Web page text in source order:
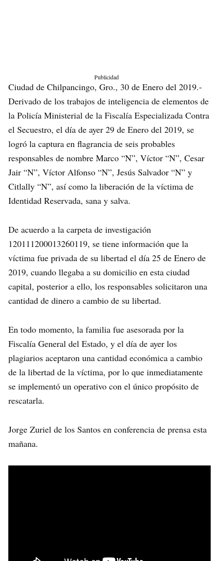
Publicidad
Ciudad de Chilpancingo, Gro., 30 de Enero del 2019.-
Derivado de los trabajos de inteligencia de elementos de
la Policía Ministerial de la Fiscalía Especializada Contra
el Secuestro, el día de ayer 29 de Enero del 2019, se
logró la captura en flagrancia de seis probables
responsables de nombre Marco “N”, Víctor “N”, Cesar
Jair “N”, Víctor Alfonso “N”, Jesús Salvador “N” y
Citlally “N”, así como la liberación de la víctima de
Identidad Reservada, sana y salva.
De acuerdo a la carpeta de investigación
120111200013260119, se tiene información que la
víctima fue privada de su libertad el día 25 de Enero de
2019, cuando llegaba a su domicilio en esta ciudad
capital, posterior a ello, los responsables solicitaron una
cantidad de dinero a cambio de su libertad.
En todo momento, la familia fue asesorada por la
Fiscalía General del Estado, y el día de ayer los
plagiarios aceptaron una cantidad económica a cambio
de la libertad de la víctima, por lo que inmediatamente
se implementó un operativo con el único propósito de
rescatarla.
Jorge Zuriel de los Santos en conferencia de prensa esta
mañana.